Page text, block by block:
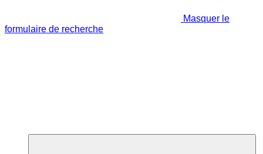
Masquer le
formulaire de recherche